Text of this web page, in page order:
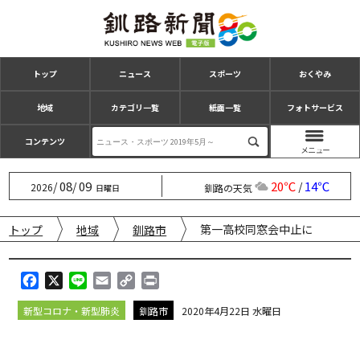
トップ ニュース スポーツ おくやみ
地域 カテゴリ一覧 紙面一覧 フォトサービス
コンテンツ
2026/08/09 日曜日 釧路の天気 20℃/14℃
トップ 地域 釧路市 第一高校同窓会中止に
a
c
i
n
m
a
o
p
r
i
新型コロナ・新型肺炎 釧路市 2020年4月22日 水曜日